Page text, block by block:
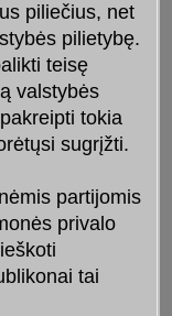
piliečius, net
pilietybę.
teisę
valstybės
tokia
sugrįžti.
partijomis
privalo
tai